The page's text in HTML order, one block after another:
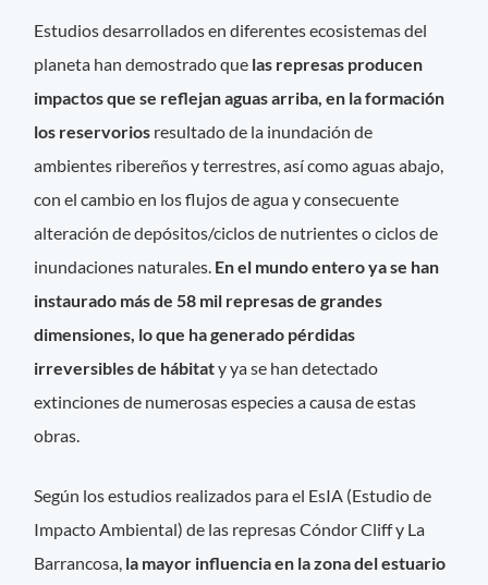
Estudios desarrollados en diferentes ecosistemas del
planeta han demostrado que las represas producen
impactos que se reflejan aguas arriba, en la formación
los reservorios resultado de la inundación de
ambientes ribereños y terrestres, así como aguas abajo,
con el cambio en los flujos de agua y consecuente
alteración de depósitos/ciclos de nutrientes o ciclos de
inundaciones naturales. En el mundo entero ya se han
instaurado más de 58 mil represas de grandes
dimensiones, lo que ha generado pérdidas
irreversibles de hábitaty ya se han detectado
extinciones de numerosas especies a causa de estas
obras.
Según los estudios realizados para el EsIA (Estudio de
Impacto Ambiental) de las represas Cóndor Cliff y La
Barrancosa, la mayor influencia en la zona del estuario